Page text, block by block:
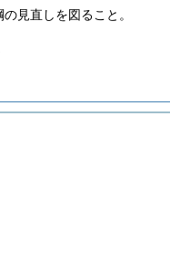
見直しを図ること。